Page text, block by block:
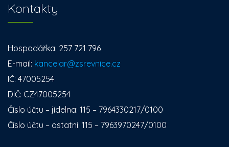
Kontakty
Hospodářka: 257 721 796
E-mail: kancelar@zsrevnice.cz
IČ: 47005254
DIČ: CZ47005254
Číslo účtu – jídelna: 115 – 7964330217/0100
Číslo účtu – ostatní: 115 – 7963970247/0100